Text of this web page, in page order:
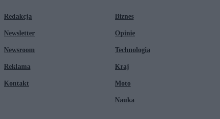
Redakcja
Newsletter
Newsroom
Reklama
Kontakt
Biznes
Opinie
Technologia
Kraj
Moto
Nauka